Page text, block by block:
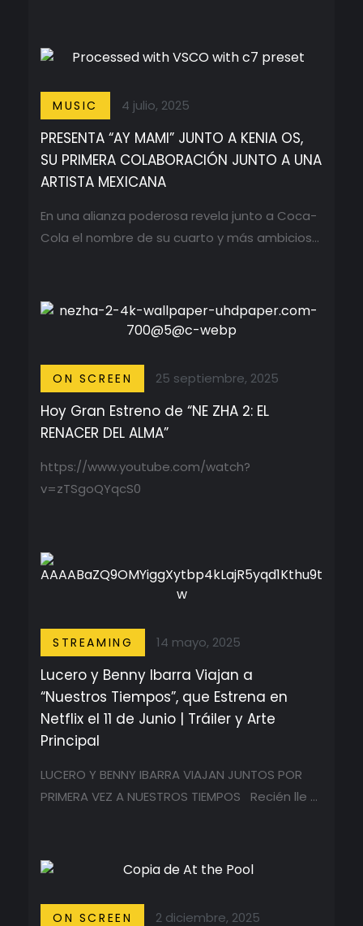
MUSIC 4 julio, 2025
PRESENTA “AY MAMI” JUNTO A KENIA OS,
SU PRIMERA COLABORACIÓN JUNTO A UNA
ARTISTA MEXICANA
En una alianza poderosa revela junto a Coca-
Cola el nombre de su cuarto y más ambicioso
ON SCREEN 25 septiembre, 2025
Hoy Gran Estreno de “NE ZHA 2: EL
RENACER DEL ALMA”
https://www.youtube.com/watch?
STREAMING 14 mayo, 2025
Lucero y Benny Ibarra Viajan a
“Nuestros Tiempos”, que Estrena en
Netflix el 11 de Junio | Tráiler y Arte
Principal
LUCERO Y BENNY IBARRA VIAJAN JUNTOS POR
PRIMERA VEZ A NUESTROS TIEMPOS Recién lle ...
ON SCREEN 2 diciembre, 2025